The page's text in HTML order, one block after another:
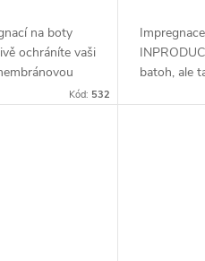
na boty
ochráníte vaši
a znečištěním.
Kód: 532
batoh, ale
před